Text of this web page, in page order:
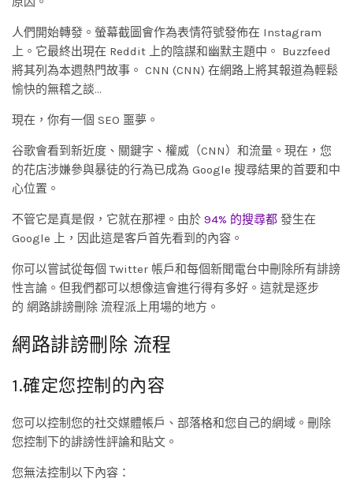
人們開始轉發。螢幕截圖會作為表情符號發佈在 Instagram
上。它最終出現在 Reddit 上的陰謀和幽默主題中。 Buzzfeed
將其列為本週熱門故事。 CNN (CNN) 在網路上將其報道為輕鬆
愉快的無稽之談…
現在，你有一個 SEO 噩夢。
谷歌會看到新近度、關鍵字、權威（CNN）和流量。現在，您
的花店涉嫌參與暴徒的行為已成為 Google 搜尋結果的首要和中
心位置。
不管它是真是假，它就在那裡。由於 94% 的搜尋都 發生在
Google 上，因此這是客戶首先看到的內容。
你可以嘗試從每個 Twitter 帳戶和每個新聞電台中刪除所有誹謗
性言論。但我們都可以想像這會進行得有多好。這就是逐步
的 網路誹謗刪除 流程派上用場的地方。
網路誹謗刪除 流程
1.確定您控制的內容
您可以控制您的社交媒體帳戶、部落格和您自己的網域。刪除
您控制下的誹謗性評論和貼文。
您無法控制以下內容：